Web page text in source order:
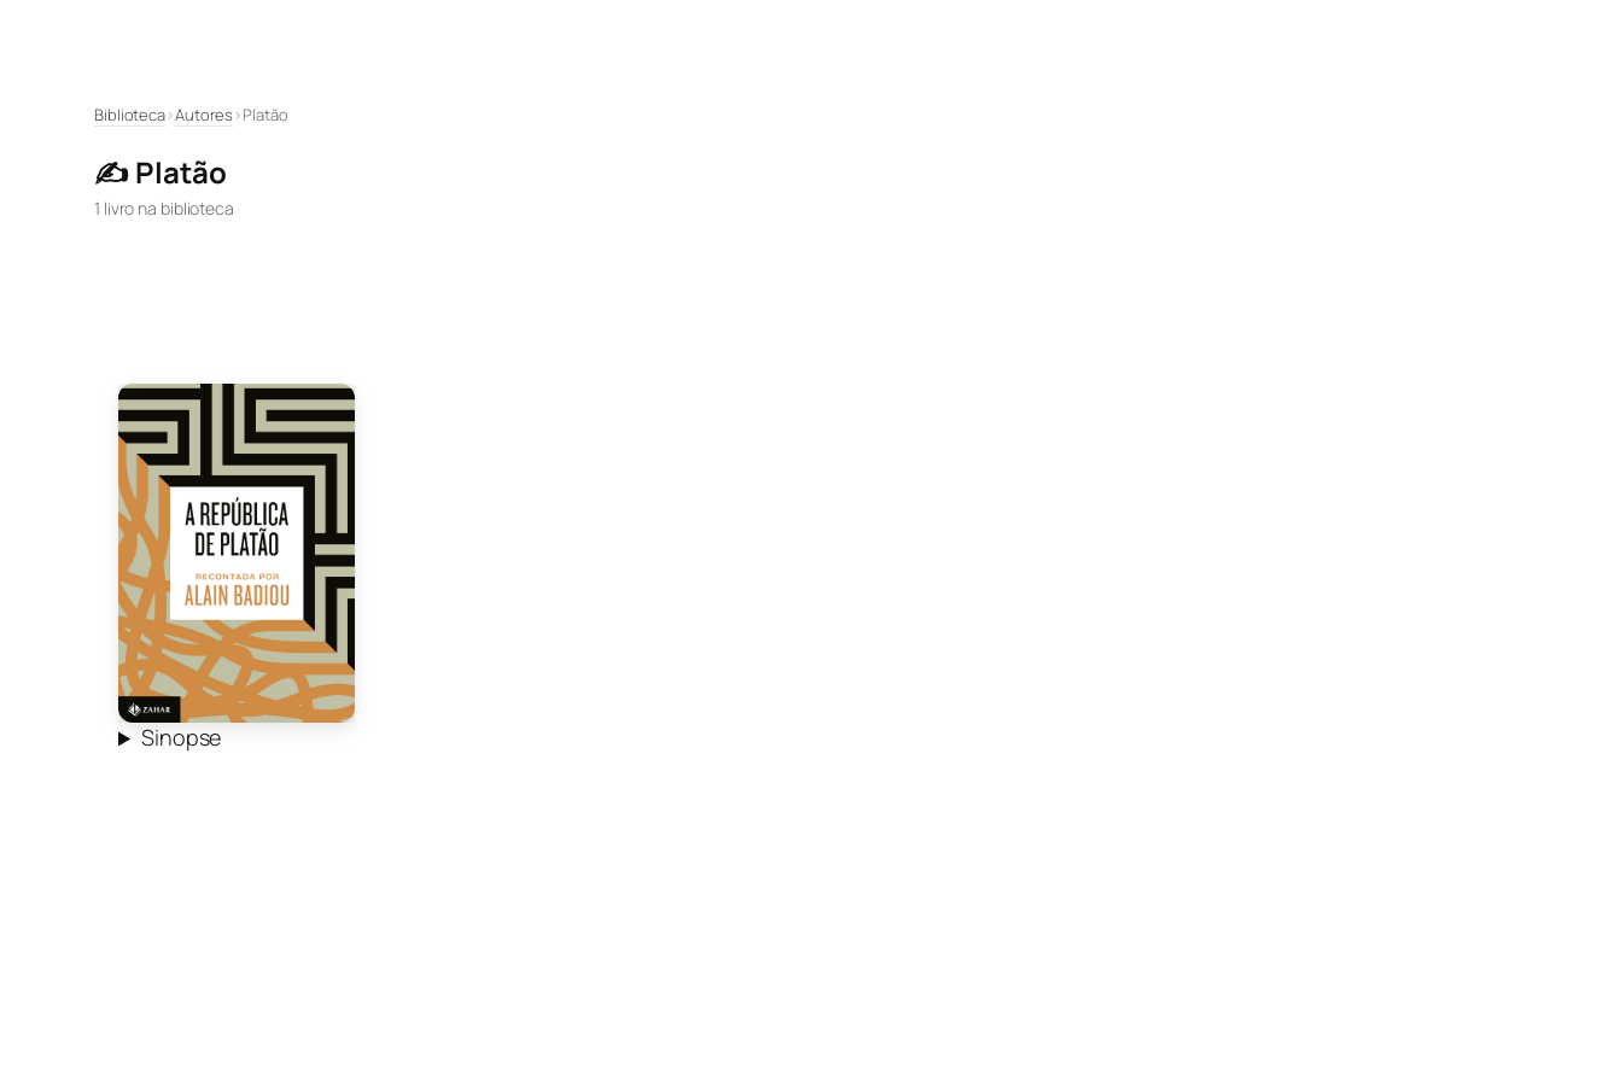
conteúdo
Biblioteca›Autores›Platão
✍️ Platão
1 livro na biblioteca
Sinopse